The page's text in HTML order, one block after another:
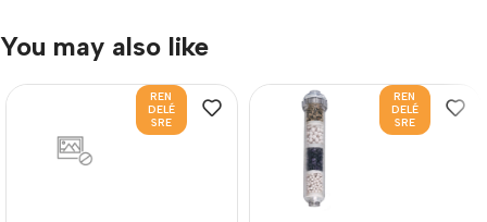
You may also like
REN
DELÉ
SRE
REN
DELÉ
SRE